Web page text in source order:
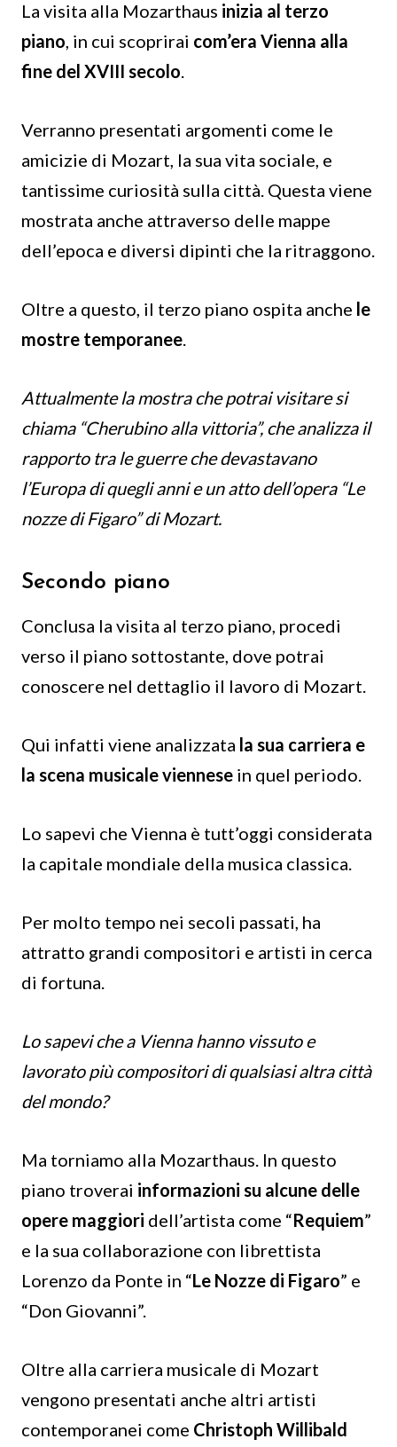
La visita alla Mozarthaus inizia al terzo
piano , in cui scoprirai com’era Vienna alla
fine del XVIII secolo
Verranno presentati argomenti come le
amicizie di Mozart, la sua vita sociale, e
tantissime curiosità sulla città. Questa viene
mostrata anche attraverso delle mappe
dell’epoca e diversi dipinti che la ritraggono.
Oltre a questo, il terzo piano ospita anche le
mostre temporanee
Attualmente la mostra che potrai visitare si
chiama “Cherubino alla vittoria”, che analizza il
rapporto tra le guerre che devastavano
l’Europa di quegli anni e un atto dell’opera “Le
nozze di Figaro” di Mozart.
Secondo piano
Conclusa la visita al terzo piano, procedi
verso il piano sottostante, dove potrai
conoscere nel dettaglio il lavoro di Mozart.
Qui infatti viene analizzata la sua carriera e
la scena musicale viennese in quel periodo.
Lo sapevi che Vienna è tutt’oggi considerata
la capitale mondiale della musica classica.
Per molto tempo nei secoli passati, ha
attratto grandi compositori e artisti in cerca
di fortuna.
Lo sapevi che a Vienna hanno vissuto e
lavorato più compositori di qualsiasi altra città
del mondo?
Ma torniamo alla Mozarthaus. In questo
piano troverai informazioni su alcune delle
opere maggiori dell’artista come “Requiem”
e la sua collaborazione con librettista
Lorenzo da Ponte in “Le Nozze di Figaro” e
“Don Giovanni”.
Oltre alla carriera musicale di Mozart
vengono presentati anche altri artisti
contemporanei come Christoph Willibald